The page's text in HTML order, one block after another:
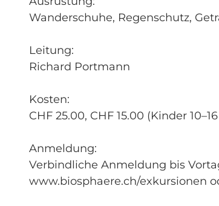
Wanderschuhe, Regenschutz,
Leitung:
Richard Portmann
Kosten:
CHF 25.00, CHF 15.00 (Kinder
Anmeldung:
Verbindliche Anmeldung bis
www.biosphaere.ch/exkursionen